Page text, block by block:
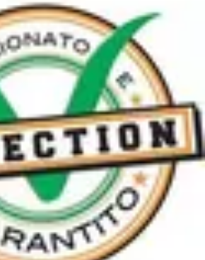
et TutorielsSécurité des objets
connectés